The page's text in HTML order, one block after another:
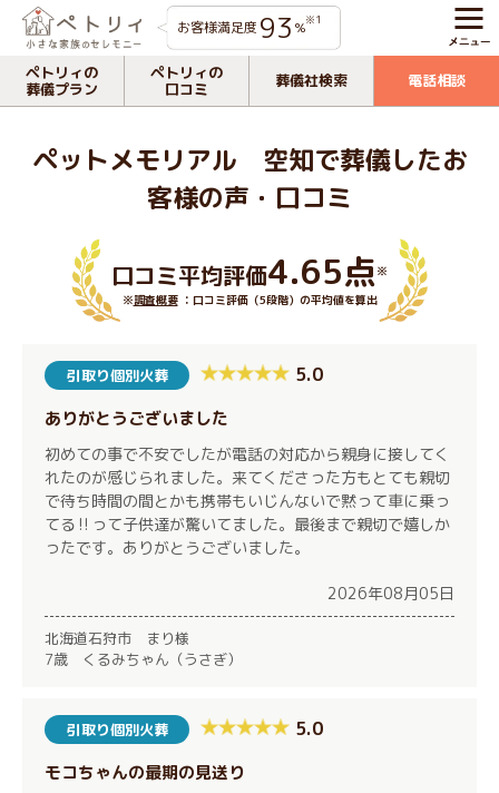
お客様満足度 93 %※1
ペトリィの
葬儀プラン
ペトリィの
口コミ
葬儀社検索 電話相談
ペットメモリアル 空知で葬儀したお
客様の声・口コミ
口コミ平均評価4.65点※
※調査概要：口コミ評価（5段階）の平均値を算出
引取り個別火葬 5.0
ありがとうございました
初めての事で不安でしたが電話の対応から親身に接してく
れたのが感じられました。来てくださった方もとても親切
で待ち時間の間とかも携帯もいじんないで黙って車に乗っ
てる‼︎って子供達が驚いてました。最後まで親切で嬉しか
ったです。ありがとうございました。
2026年08月05日
北海道石狩市 まり様
7歳 くるみちゃん（うさぎ）
引取り個別火葬 5.0
モコちゃんの最期の見送り